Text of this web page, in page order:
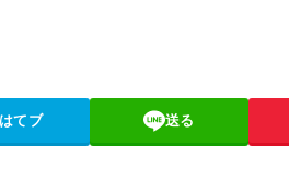
はてブ 送る